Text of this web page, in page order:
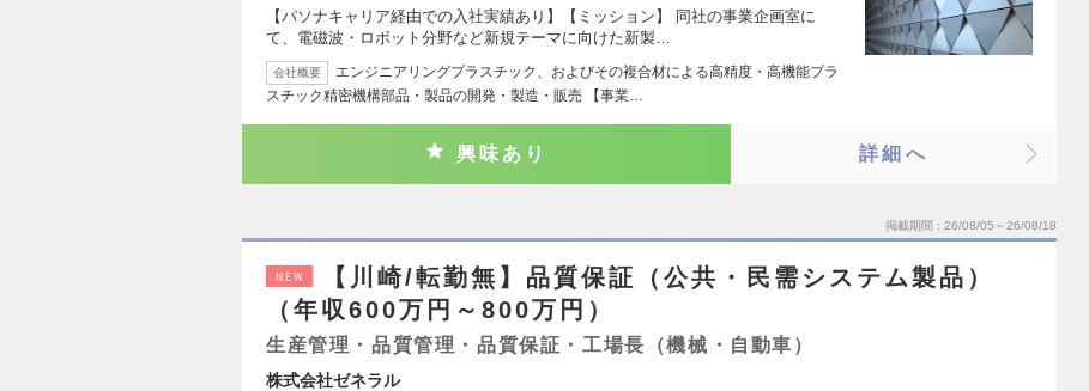
【パソナキャリア経由での入社実績あり】【ミッション】 同社の事業企画室に
て、電磁波・ロボット分野など新規テーマに向けた新製…
会社概要
エンジニアリングプラスチック、およびその複合材による高精度・高機能プラ
スチック精密機構部品・製品の開発・製造・販売 【事業…
興味あり 詳細へ
掲載期間 26/08/05～26/08/18
NEW
【川崎/転勤無】品質保証（公共・民需システム製品）
（年収600万円～800万円）
生産管理・品質管理・品質保証・工場長（機械・自動車）
株式会社ゼネラル